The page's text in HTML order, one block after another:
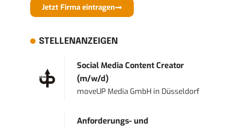
Jetzt Firma eintragen
STELLENANZEIGEN
Social Media Content Creator
(m/w/d)
moveUP Media GmbH in Düsseldorf
Anforderungs- und